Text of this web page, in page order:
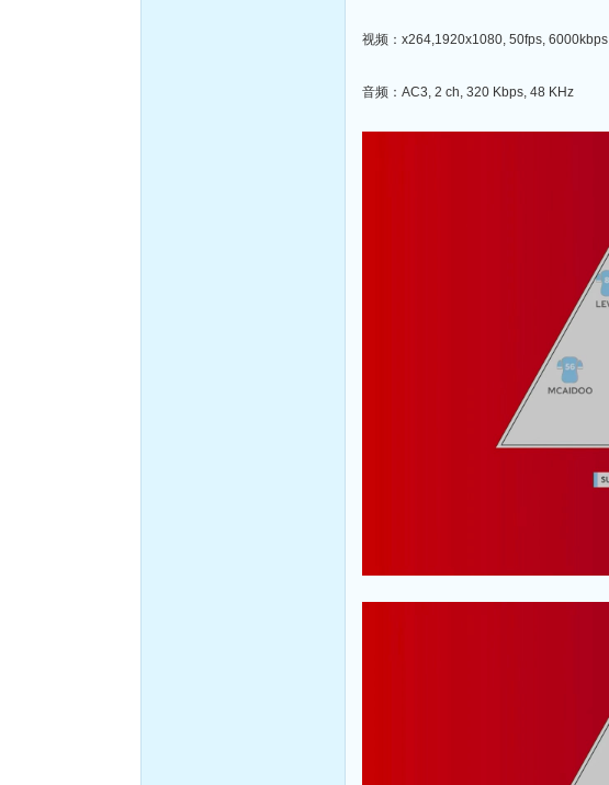
视频：x264,1920x1080, 50fps, 6000kbps
音频：AC3, 2 ch, 320 Kbps, 48 KHz